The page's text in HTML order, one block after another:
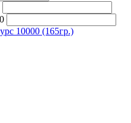
10000 (165гр.)